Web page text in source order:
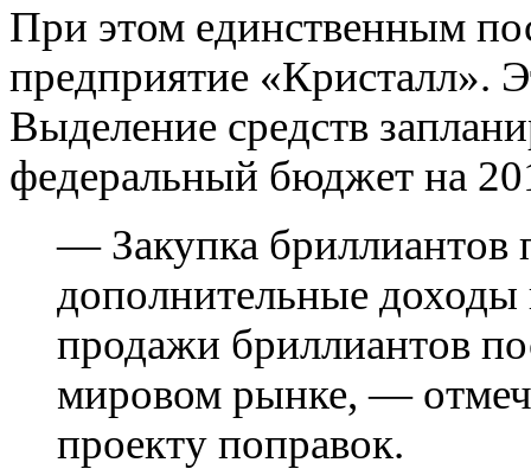
При этом единственным
предприятие «Кристалл».
Выделение средств
федеральный бюджет на
— Закупка бриллиантов
дополнительные
продажи бриллиантов
мировом рынке, —
проекту поправок.